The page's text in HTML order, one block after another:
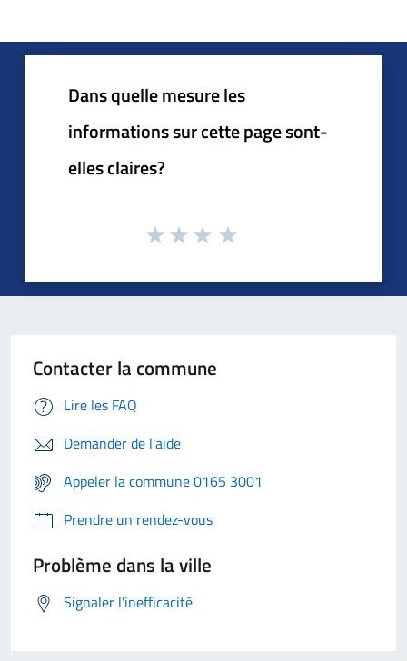
Dans quelle mesure les
informations sur cette page sont-
elles claires?
Contacter la commune
Lire les FAQ
Demander de l'aide
Appeler la commune 0165 3001
Prendre un rendez-vous
Problème dans la ville
Signaler l'inefficacité